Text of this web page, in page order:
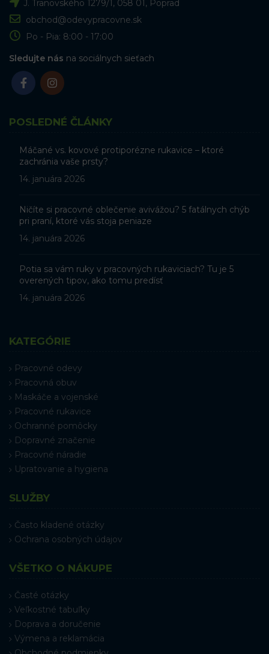
J. Tranovského 1279/1, 058 01, Poprad
obchod@odevypracovne.sk
Po - Pia: 8:00 - 17:00
Sledujte nás na sociálnych sieťach
POSLEDNÉ ČLÁNKY
Máčané vs. kovové protiporézne rukavice – ktoré
zachránia vaše prsty?
14. januára 2026
Ničíte si pracovné oblečenie avivážou? 5 fatálnych chýb
pri praní, ktoré vás stoja peniaze
14. januára 2026
Potia sa vám ruky v pracovných rukaviciach? Tu je 5
overených tipov, ako tomu predísť
14. januára 2026
KATEGÓRIE
Pracovné odevy
Pracovná obuv
Maskáče a vojenské
Pracovné rukavice
Ochranné pomôcky
Dopravné značenie
Pracovné náradie
Upratovanie a hygiena
SLUŽBY
Často kladené otázky
Ochrana osobných údajov
VŠETKO O NÁKUPE
Časté otázky
Veľkostné tabuľky
Doprava a doručenie
Výmena a reklamácia